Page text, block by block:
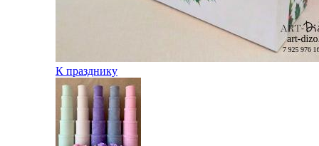
К празднику